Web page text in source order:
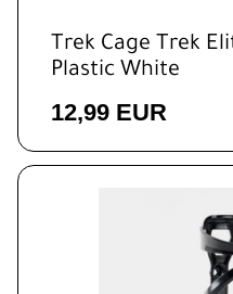
Trek Cage Trek
Plastic White
12,99 EUR